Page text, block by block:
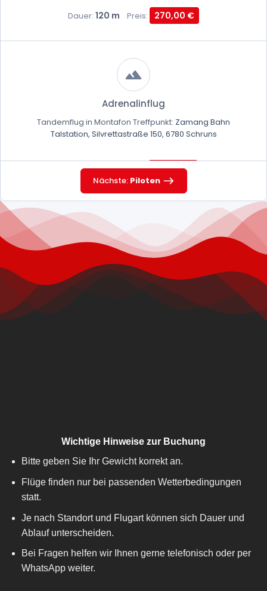
Dauer: 120 m Preis: 270,00 €
Adrenalinflug
Tandemflug in Montafon Treffpunkt: Zamang Bahn
Talstation, Silvrettastraße 150, 6780 Schruns
Dauer:90 m Preis: 220,00 €
Genussflug
Tandemflug in Montafon Treffpunkt:
Zamang Bahn
Talstation, Silvrettastraße 150, 6780 Schruns
Nächste: Piloten
Wichtige Hinweise zur Buchung
Bitte geben Sie Ihr Gewicht korrekt an.
Flüge finden nur bei passenden Wetterbedingungen
statt.
Je nach Standort und Flugart können sich Dauer und
Ablauf unterscheiden.
Bei Fragen helfen wir Ihnen gerne telefonisch oder per
WhatsApp weiter.